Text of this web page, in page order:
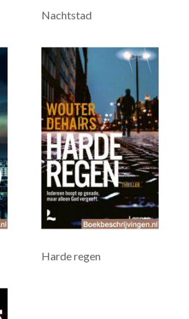
Nachtstad
Harde regen